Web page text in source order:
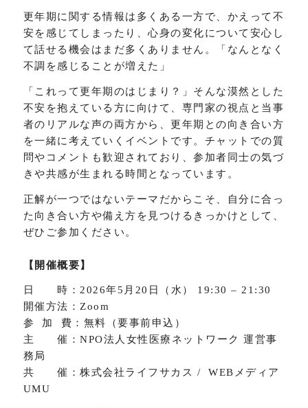
更年期に関する情報は多くある一方で、かえって不
安を感じてしまったり、心身の変化について安心し
て話せる機会はまだ多くありません。「なんとなく
不調を感じることが増えた」
「これって更年期のはじまり？」そんな漠然とした
不安を抱えている方に向けて、専門家の視点と当事
者のリアルな声の両方から、更年期との向き合い方
を一緒に考えていくイベントです。チャットでの質
問やコメントも歓迎されており、参加者同士の気づ
きや共感が生まれる時間となっています。
正解が一つではないテーマだからこそ、自分に合っ
た向き合い方や備え方を見つけるきっかけとして、
ぜひご参加ください。
【開催概要】
日 時：2026年5月20日（水） 19:30 – 21:30
開催方法：Zoom
参 加 費：無料（要事前申込）
主 催：NPO法人女性医療ネットワーク 運営事
務局
共 催：株式会社ライフサカス / WEBメディア
UMU